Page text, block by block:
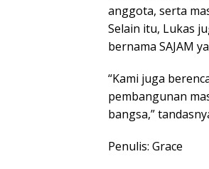
anggota, serta
Selain itu, Lukas
bernama SAJAM
“Kami juga
pembangunan
bangsa,”
Penulis: Grace